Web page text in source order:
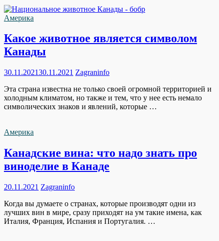
Америка
Какое животное является символом
Канады
30.11.202130.11.2021 Zagraninfo
Эта страна известна не только своей огромной территорией и
холодным климатом, но также и тем, что у нее есть немало
символических знаков и явлений, которые …
Америка
Канадские вина: что надо знать про
виноделие в Канаде
20.11.2021 Zagraninfo
Когда вы думаете о странах, которые производят одни из
лучших вин в мире, сразу приходят на ум такие имена, как
Италия, Франция, Испания и Португалия. …